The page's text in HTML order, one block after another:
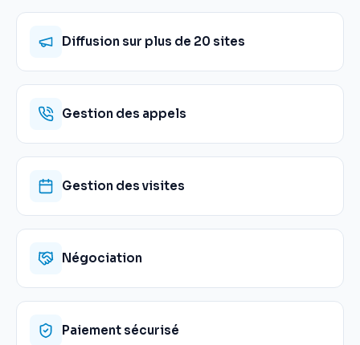
Diffusion sur plus de 20 sites
Gestion des appels
Gestion des visites
Négociation
Paiement sécurisé